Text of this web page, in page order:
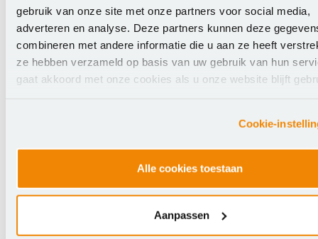
gebruik van onze site met onze partners voor social media,
adverteren en analyse. Deze partners kunnen deze
combineren met andere informatie die u aan ze heeft
ze hebben verzameld op basis van uw gebruik van hun
gaat akkoord met onze cookies als u onze website blijft
Cookie-
Alle cookies toestaan
Aanpassen
Administratiekosten
De administratiekosten zijn gebaseerd op
4% van het verschuldigde licentiebedrag
met een minimum van € 75,00 voor vo-
instellingen en € 175,00 voor niet-vo-
Bijzonderheden
De licentie is gebaseerd op het aantal nodes
(werkstations + servers) binnen de instelling